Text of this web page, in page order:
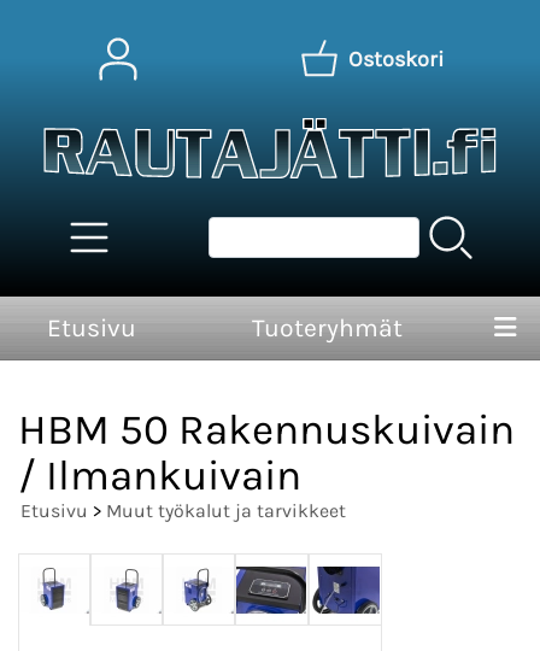
Ostoskori
Etusivu Tuoteryhmät
HBM 50 Rakennuskuivain
/ Ilmankuivain
Etusivu > Muut työkalut ja tarvikkeet